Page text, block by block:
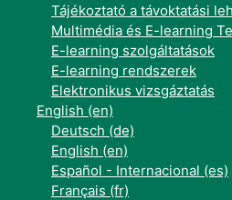
Tájékoztató a távoktatási
Multimédia és E-learning
E-learning szolgáltatások
E-learning rendszerek
Elektronikus vizsgáztatás
English ‎(en)‎
Deutsch ‎(de)‎
English ‎(en)‎
Español - Internacional ‎(es)‎
Français ‎(fr)‎